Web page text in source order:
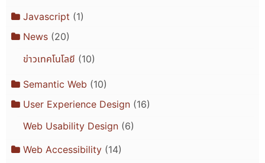
Javascript (1)
News(20)
ข่าวเทคโนโลยี (10)
Semantic Web (10)
User Experience Design(16)
Web Usability Design(6)
Web Accessibility(14)